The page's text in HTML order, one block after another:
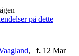
, f. 12 Mar